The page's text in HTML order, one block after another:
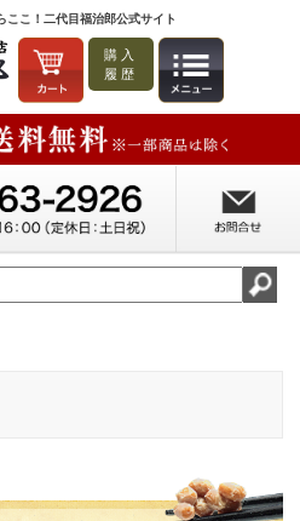
ここ！二代目福治郎公式サイト
購入
履歴